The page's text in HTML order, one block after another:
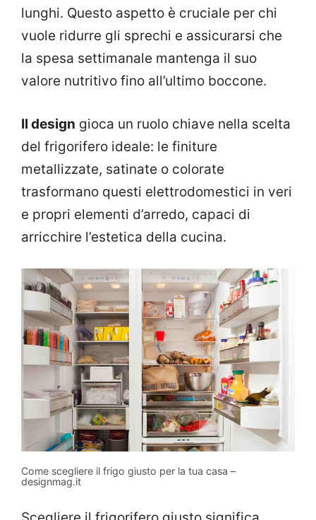
lunghi. Questo aspetto è cruciale per chi
vuole ridurre gli sprechi e assicurarsi che
la spesa settimanale mantenga il suo
valore nutritivo fino all’ultimo boccone.
Il design gioca un ruolo chiave nella scelta
del frigorifero ideale: le finiture
metallizzate, satinate o colorate
trasformano questi elettrodomestici in veri
e propri elementi d’arredo, capaci di
arricchire l’estetica della cucina.
Come scegliere il frigo giusto per la tua casa –
designmag.it